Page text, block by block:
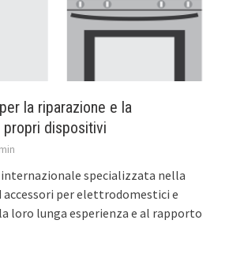
la riparazione e la
propri dispositivi
internazionale specializzata nella
accessori per elettrodomestici e
loro lunga esperienza e al rapporto